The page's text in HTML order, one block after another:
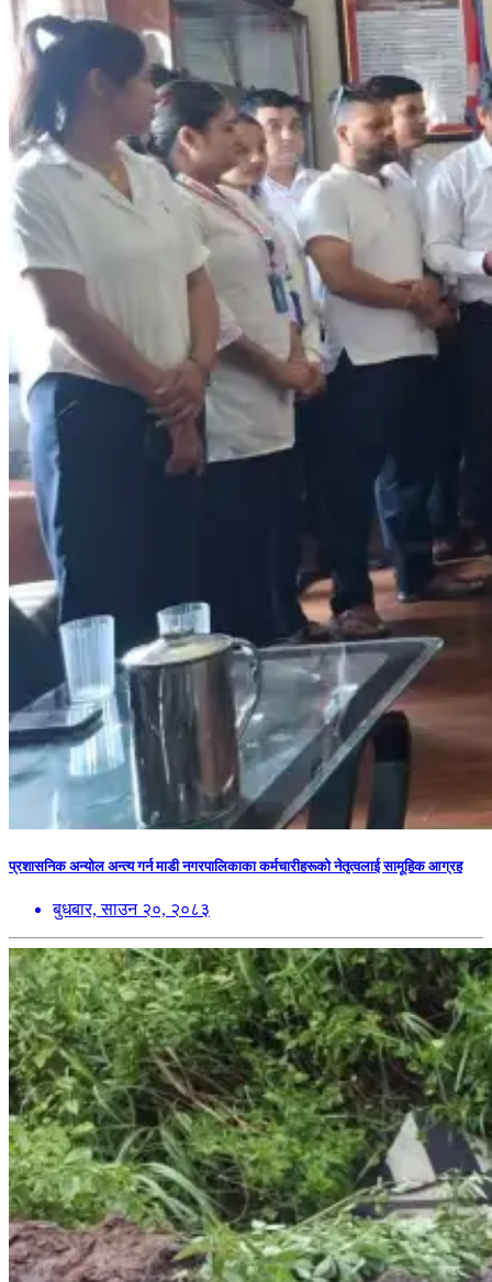
प्रशासनिक अन्योल अन्त्य गर्न माडी नगरपालिकाका कर्मचारीहरूको नेतृत्वलाई सामूहिक आग्रह
बुधबार, साउन २०, २०८३